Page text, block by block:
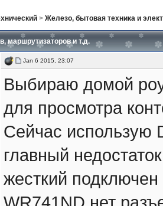
> Железо, бытовая техника и
маршрутизаторов и т.д.
Jan 6 2015, 23:07
Выбираю домой
для просмотра
Сейчас использую
главный
жесткий